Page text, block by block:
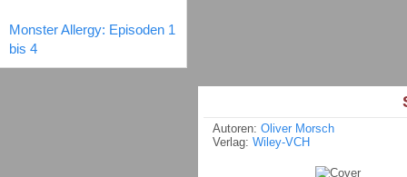
Monster Allergy: Episoden 1
bis 4
Autoren: Oliver Morsch
Verlag: Wiley-VCH